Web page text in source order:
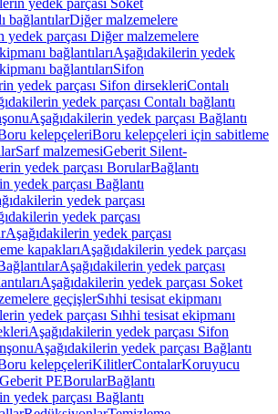
yedek parçası Soket
bağlantılarDiğer malzemelere
yedek parçası Diğer malzemelere
bağlantılarıAşağıdakilerin yedek
bağlantılarıSifon
yedek parçası Sifon dirsekleriContalı
yedek parçası Contalı bağlantı
Aşağıdakilerin yedek parçası Bağlantı
kelepçeleriBoru kelepçeleri için sabitleme
Sarf malzemesiGeberit Silent-
yedek parçası BorularBağlantı
yedek parçası Bağlantı
yedek parçası
yedek parçası
Aşağıdakilerin yedek parçası
kapaklarıAşağıdakilerin yedek parçası
Aşağıdakilerin yedek parçası
Aşağıdakilerin yedek parçası Soket
geçişlerSıhhi tesisat ekipmanı
yedek parçası Sıhhi tesisat ekipmanı
Aşağıdakilerin yedek parçası Sifon
Aşağıdakilerin yedek parçası Bağlantı
kelepçeleriKilitlerContalarKoruyucu
Geberit PEBorularBağlantı
yedek parçası Bağlantı